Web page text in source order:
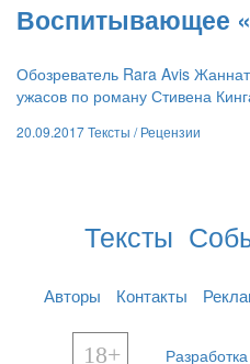
​Воспитывающее
Обозреватель Rara Avis
ужасов по роману Стивена
20.09.2017Тексты /Рецензии
Тексты
Авторы Контакты
18+ Разработка